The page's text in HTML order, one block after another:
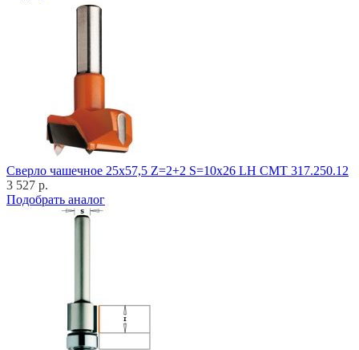
Cверло чашечное 25x57,5 Z=2+2 S=10x26 LH CMT 317.250.12
3 527 р.
Подобрать аналог